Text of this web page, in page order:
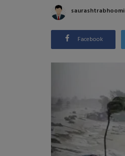
saurashtrabhoomi
Facebook